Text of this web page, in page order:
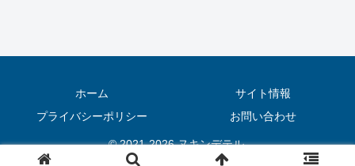
ホーム
サイト情報
プライバシーポリシー
お問い合わせ
© 2021-2026 ヌキンデテル.